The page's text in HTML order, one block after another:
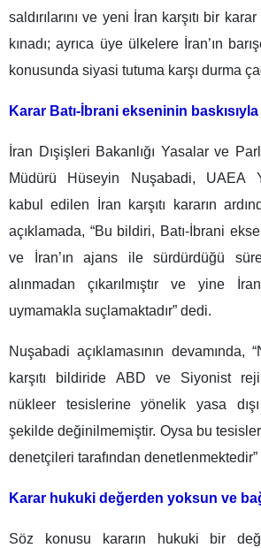
saldırılarını ve yeni İran karşıtı bir
kınadı; ayrıca üye ülkelere İran’ın
konusunda siyasi tutuma karşı durma
Karar Batı-İbrani ekseninin baskısıyla
İran Dışişleri Bakanlığı Yasalar ve
Müdürü Hüseyin Nuşabadi, UAEA
kabul edilen İran karşıtı kararın
açıklamada, “Bu bildiri, Batı-İbrani
ve İran’ın ajans ile sürdürdüğü
alınmadan çıkarılmıştır ve yine
uymamakla suçlamaktadır” dedi.
Nuşabadi açıklamasının devamında,
karşıtı bildiride ABD ve Siyonist
nükleer tesislerine yönelik yasa dışı
şekilde değinilmemiştir. Oysa bu
denetçileri tarafından
Karar hukuki değerden yoksun ve
Söz konusu kararın hukuki bir